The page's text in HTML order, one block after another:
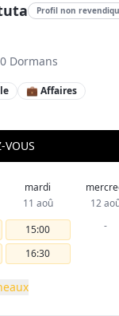
Profil non
Dormans
💼 Affaires
VOUS
mardi
11 aoû
15:00
16:30
12
-